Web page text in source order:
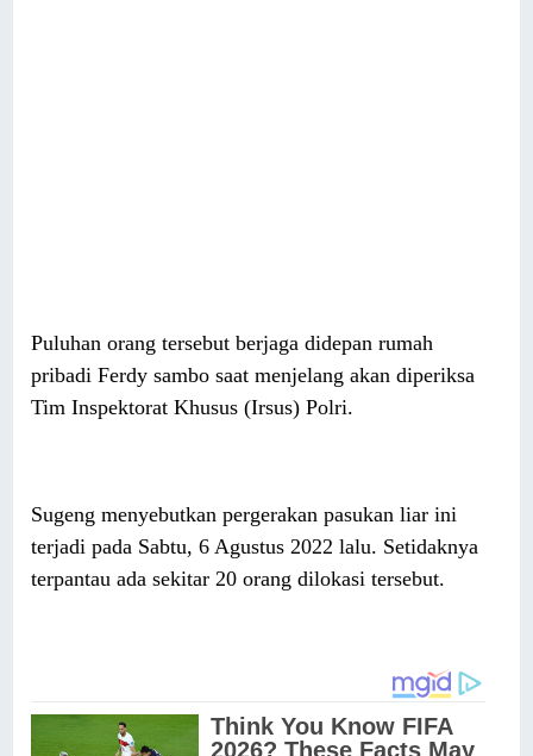
Puluhan orang tersebut berjaga didepan rumah
pribadi Ferdy sambo saat menjelang akan diperiksa
Tim Inspektorat Khusus (Irsus) Polri.
Sugeng menyebutkan pergerakan pasukan liar ini
terjadi pada Sabtu, 6 Agustus 2022 lalu. Setidaknya
terpantau ada sekitar 20 orang dilokasi tersebut.